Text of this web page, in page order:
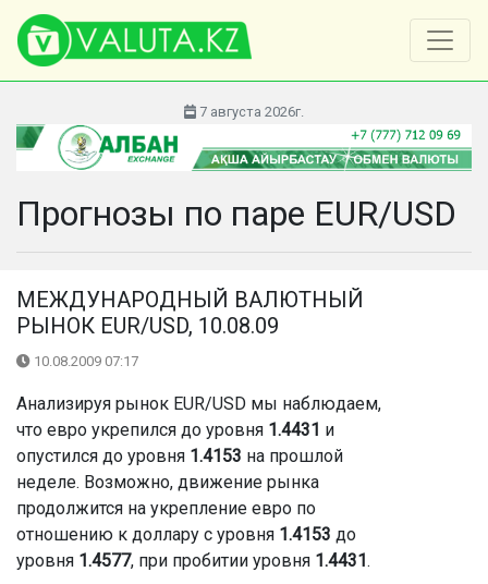
7 августа 2026г.
Прогнозы по паре EUR/USD
МЕЖДУНАРОДНЫЙ ВАЛЮТНЫЙ
РЫНОК EUR/USD, 10.08.09
10.08.2009 07:17
Анализируя рынок EUR/USD мы наблюдаем,
что евро укрепился до уровня 1.4431 и
опустился до уровня 1.4153 на прошлой
неделе. Возможно, движение рынка
продолжится на укрепление евро по
отношению к доллару с уровня 1.4153 до
уровня 1.4577, при пробитии уровня 1.4431 .